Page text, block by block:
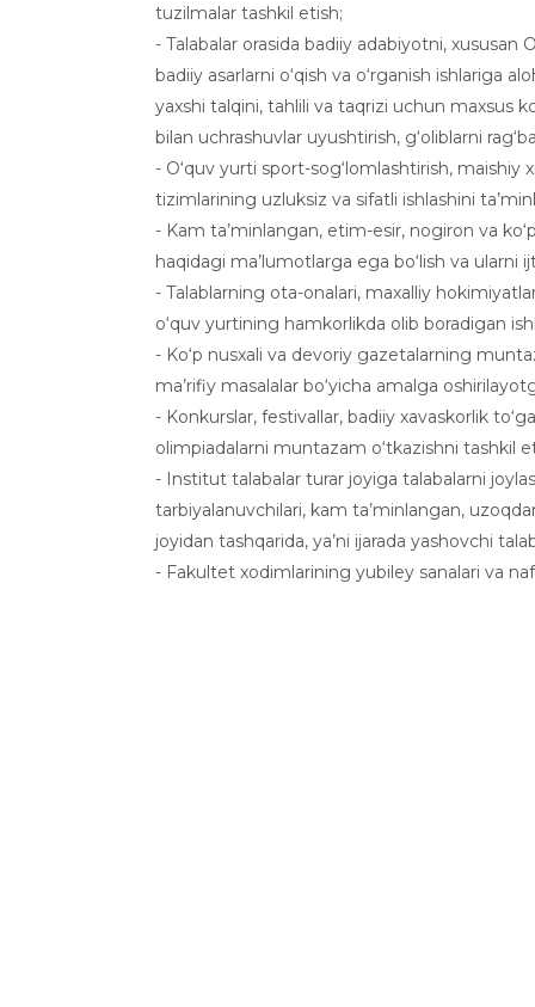
tuzilmalar tashkil etish;
- Talabalar orasida badiiy adabiyotni, xususan
badiiy asarlarni o‘qish va o‘rganish ishlariga
yaxshi talqini, tahlili va taqrizi uchun maxsus
bilan uchrashuvlar uyushtirish, g‘oliblarni
- O‘quv yurti sport-sog‘lomlashtirish,
tizimlarining uzluksiz va sifatli ishlashini
- Kam ta’minlangan, etim-esir, nogiron va
haqidagi ma’lumotlarga ega bo‘lish va
- Talablarning ota-onalari, maxalliy
o‘quv yurtining hamkorlikda olib boradigan
- Ko‘p nusxali va devoriy gazetalarning
ma’rifiy masalalar bo‘yicha amalga
- Konkurslar, festivallar, badiiy xavaskorlik
olimpiadalarni muntazam o‘tkazishni tashkil
- Institut talabalar turar joyiga talabalarni
tarbiyalanuvchilari, kam ta’minlangan,
joyidan tashqarida, ya’ni ijarada yashovchi
- Fakultet xodimlarining yubiley sanalari va